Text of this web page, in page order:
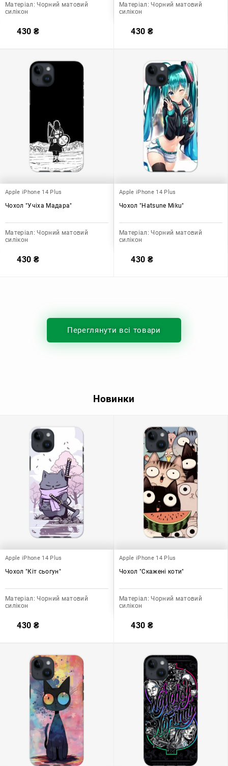
Матеріал: Чорний матовий
силікон
430 ₴
Матеріал: Чорний матовий
силікон
430 ₴
Apple iPhone 14 Plus
Чохол "Учіха Мадара"
Матеріал: Чорний матовий
силікон
430 ₴
Apple iPhone 14 Plus
Чохол "Hatsune Miku"
Матеріал: Чорний матовий
силікон
430 ₴
Переглянути всі товари
Новинки
Apple iPhone 14 Plus
Чохол "Кіт сьогун"
Матеріал: Чорний матовий
силікон
430 ₴
Apple iPhone 14 Plus
Чохол "Скажені коти"
Матеріал: Чорний матовий
силікон
430 ₴